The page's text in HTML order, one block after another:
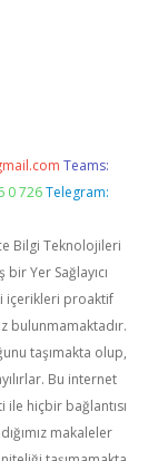
Teams:
0 726 Telegram:
Bilgi Teknolojileri
Yer Sağlayıcı
içerikleri proaktif
bulunmamaktadır.
taşımakta olup,
Bu internet
hiçbir bağlantısı
makaleler